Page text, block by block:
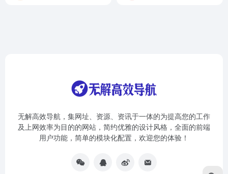
无解高效导航，集网址、资源、资讯于一体的为提高您的工作
及上网效率为目的的网站，简约优雅的设计风格，全面的前端
用户功能，简单的模块化配置，欢迎您的体验！